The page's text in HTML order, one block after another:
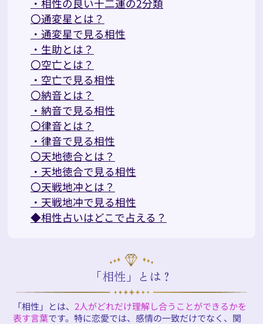
・相性の良い十二運の2分類
〇通変星とは？
・通変星で見る相性
・生助とは？
〇空亡とは？
・空亡で見る相性
〇納音とは？
・納音で見る相性
〇律音とは？
・律音で見る相性
〇天地徳合とは？
・天地徳合で見る相性
〇天戦地冲とは？
・天戦地冲で見る相性
◆相性占いはどこで占える？
「相性」とは？
「相性」とは、2人がどれだけ理解し合うことができるかを
表す言葉です。特に恋愛では、感情の一致だけでなく、関